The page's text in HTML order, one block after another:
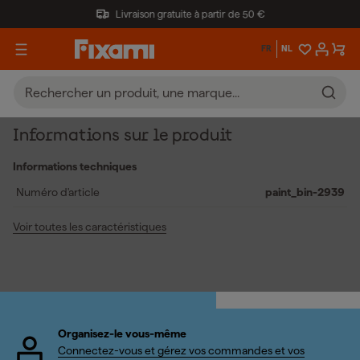
Livraison gratuite à partir de 50 €
FR NL
Informations sur le produit
Informations techniques
Numéro d'article
paint_bin-2939
Voir toutes les caractéristiques
Organisez-le vous-même
Connectez-vous et gérez vos commandes et vos